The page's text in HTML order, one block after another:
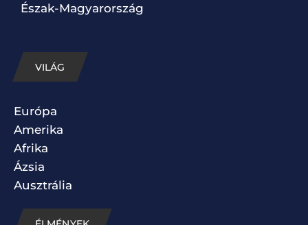
Észak-Magyarország
VILÁG
Európa
Amerika
Afrika
Ázsia
Ausztrália